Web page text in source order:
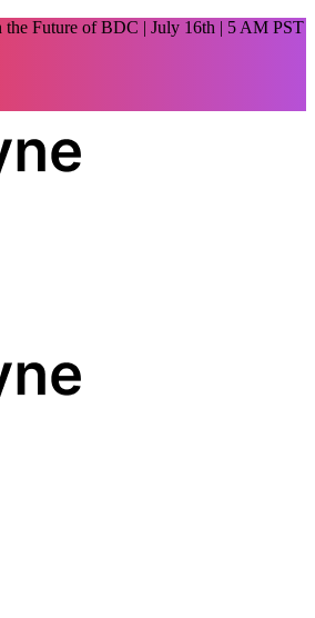
Future of BDC | July 16th | 5 AM PST